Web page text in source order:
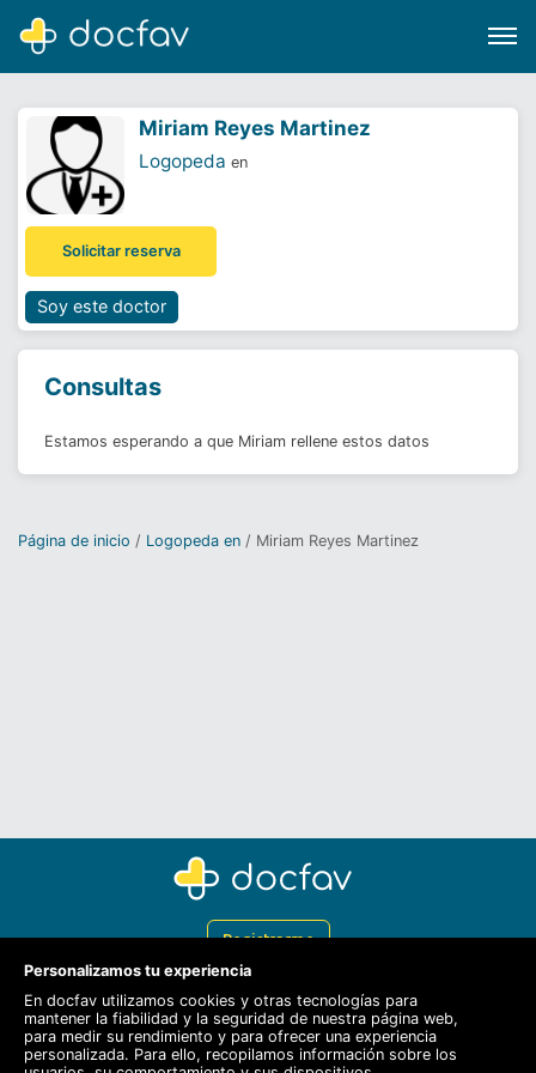
Software para clínicas
¿Eres un doctor?
Miriam Reyes Martinez
Logopeda en
Solicitar reserva
Soy este doctor
Consultas
Estamos esperando a que Miriam rellene estos datos
Página de inicio Logopeda en Miriam Reyes Martinez
Registrarme
Docfav
Recursos
Personalizamos tu experiencia
En docfav utilizamos cookies y otras tecnologías para
mantener la fiabilidad y la seguridad de nuestra página web,
para medir su rendimiento y para ofrecer una experiencia
personalizada. Para ello, recopilamos información sobre los